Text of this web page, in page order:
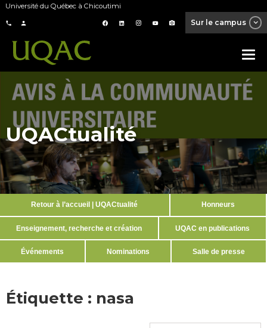
Université du Québec à Chicoutimi
Sur le campus
UQACtualité
Retour à l’accueil | UQACtualité Honneurs
Enseignement, recherche et création UQAC en publications
Événements Nominations Salle de presse
Étiquette : nasa